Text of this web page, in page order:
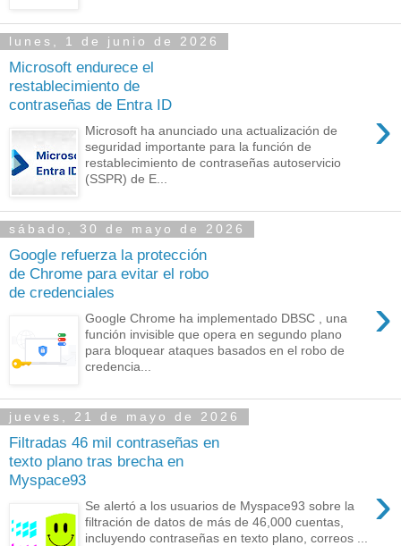
lunes, 1 de junio de 2026
Microsoft endurece el
restablecimiento de
contraseñas de Entra ID
›
Microsoft ha anunciado una actualización de
seguridad importante para la función de
restablecimiento de contraseñas autoservicio
(SSPR) de E...
sábado, 30 de mayo de 2026
Google refuerza la protección
de Chrome para evitar el robo
de credenciales
›
Google Chrome ha implementado DBSC , una
función invisible que opera en segundo plano
para bloquear ataques basados en el robo de
credencia...
jueves, 21 de mayo de 2026
Filtradas 46 mil contraseñas en
texto plano tras brecha en
Myspace93
›
Se alertó a los usuarios de Myspace93 sobre la
filtración de datos de más de 46,000 cuentas,
incluyendo contraseñas en texto plano, correos ...